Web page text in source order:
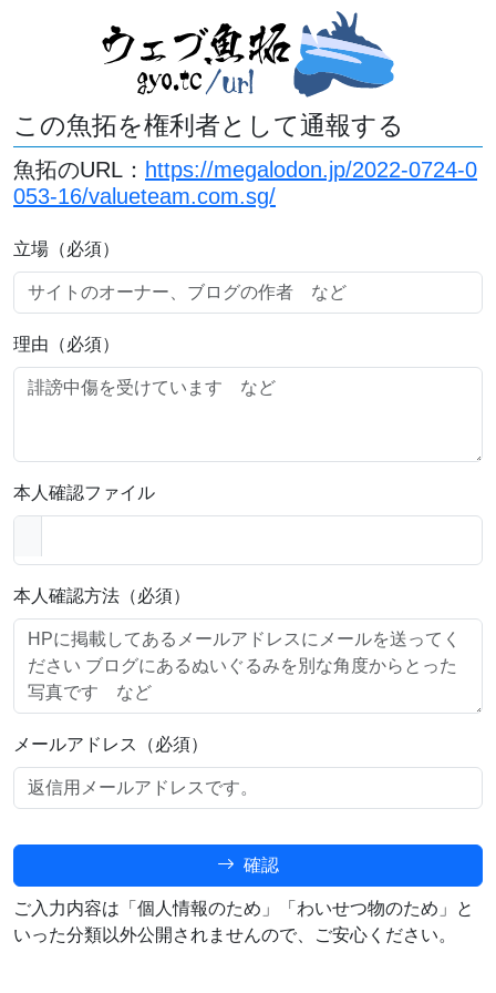
この魚拓を権利者として通報する
魚拓のURL： https://megalodon.jp/2022-0724-0
053-16/valueteam.com.sg/
立場（必須）
理由（必須）
本人確認ファイル
本人確認方法（必須）
メールアドレス（必須）
確認
ご入力内容は「個人情報のため」「わいせつ物のため」と
いった分類以外公開されませんので、ご安心ください。